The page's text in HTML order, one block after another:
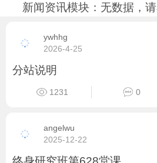
新闻资讯模块：无数据，请
ywhhg
2026-4-25
分站说明
1231 0
angelwu
2025-12-22